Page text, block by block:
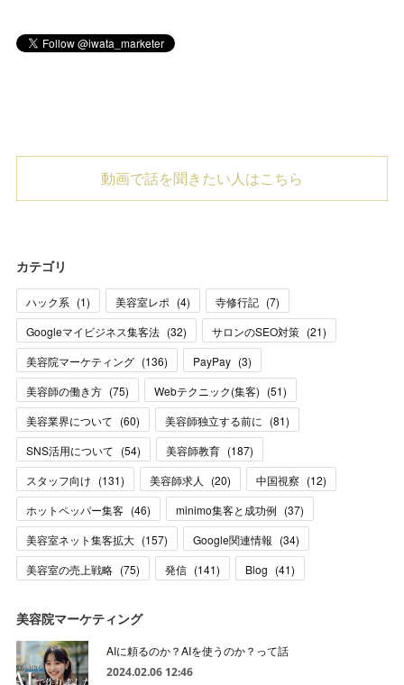
動画で話を聞きたい人はこちら
カテゴリ
ハック系 (1) 美容室レポ (4) 寺修行記 (7)
Googleマイビジネス集客法 (32) サロンのSEO対策 (21)
美容院マーケティング (136) PayPay (3)
美容師の働き方 (75) Webテクニック(集客) (51)
美容業界について (60) 美容師独立する前に (81)
SNS活用について (54) 美容師教育 (187)
スタッフ向け (131) 美容師求人 (20) 中国視察 (12)
ホットペッパー集客 (46) minimo集客と成功例 (37)
美容室ネット集客拡大 (157) Google関連情報 (34)
美容室の売上戦略 (75) 発信 (141) Blog (41)
美容院マーケティング
AIに頼るのか？AIを使うのか？って話
2024.02.06 12:46